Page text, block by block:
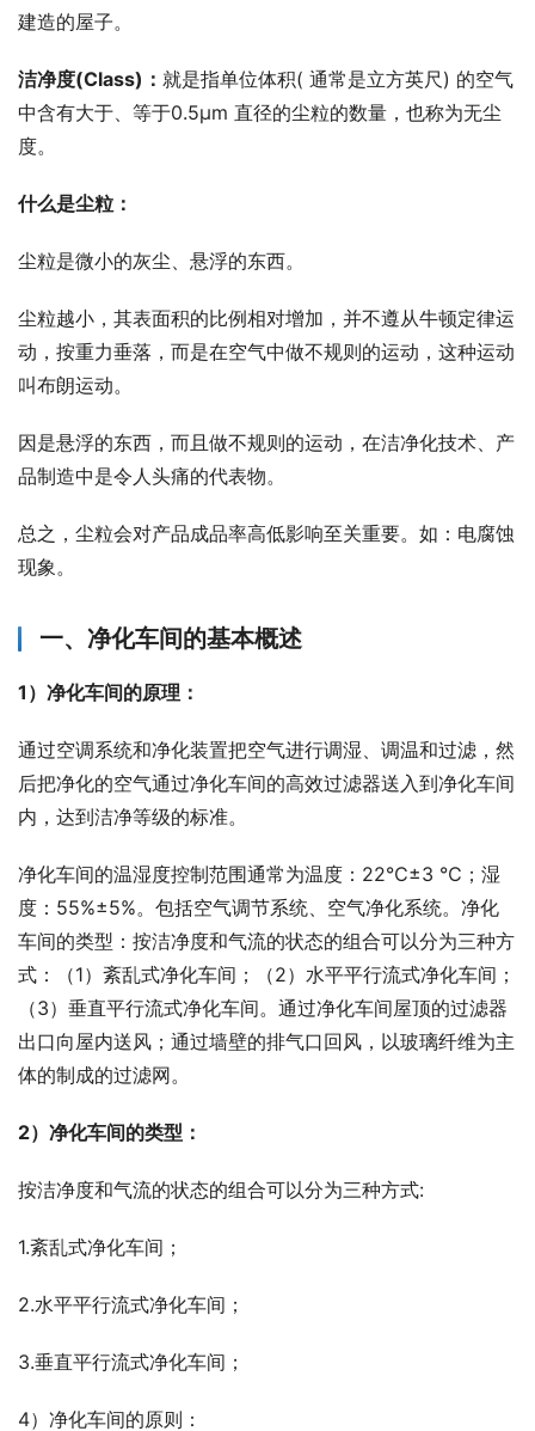
建造的屋子。
洁净度(Class)： 就是指单位体积( 通常是立方英尺) 的空气
中含有大于、等于0.5μm 直径的尘粒的数量，也称为无尘
度。
什么是尘粒：
尘粒是微小的灰尘、悬浮的东西。
尘粒越小，其表面积的比例相对增加，并不遵从牛顿定律运
动，按重力垂落，而是在空气中做不规则的运动，这种运动
叫布朗运动。
因是悬浮的东西，而且做不规则的运动，在洁净化技术、产
品制造中是令人头痛的代表物。
总之，尘粒会对产品成品率高低影响至关重要。如：电腐蚀
现象。
一、净化车间的基本概述
1）净化车间的原理：
通过空调系统和净化装置把空气进行调湿、调温和过滤，然
后把净化的空气通过净化车间的高效过滤器送入到净化车间
内，达到洁净等级的标准。
净化车间的温湿度控制范围通常为温度：22℃±3 ℃；湿
度：55%±5%。包括空气调节系统、空气净化系统。净化
车间的类型：按洁净度和气流的状态的组合可以分为三种方
式：（1）紊乱式净化车间；（2）水平平行流式净化车间；
（3）垂直平行流式净化车间。通过净化车间屋顶的过滤器
出口向屋内送风；通过墙壁的排气口回风，以玻璃纤维为主
体的制成的过滤网。
2）净化车间的类型：
按洁净度和气流的状态的组合可以分为三种方式:
1.紊乱式净化车间；
2.水平平行流式净化车间；
3.垂直平行流式净化车间；
4）净化车间的原则：